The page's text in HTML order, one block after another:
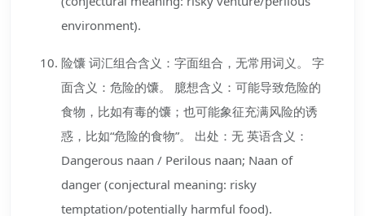
environment).
险馕 词汇组合含义：字面组合，无常用词义。 字
面含义：危险的馕。 臆想含义：可能导致危险的
食物，比如有毒的馕；也可能象征充满风险的诱
惑，比如“危险的食物”。 出处：无 英语含义：
Dangerous naan / Perilous naan; Naan of
danger (conjectural meaning: risky
temptation/potentially harmful food).